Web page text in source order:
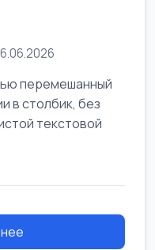
перемешанный
в столбик, без
текстовой
производстве: